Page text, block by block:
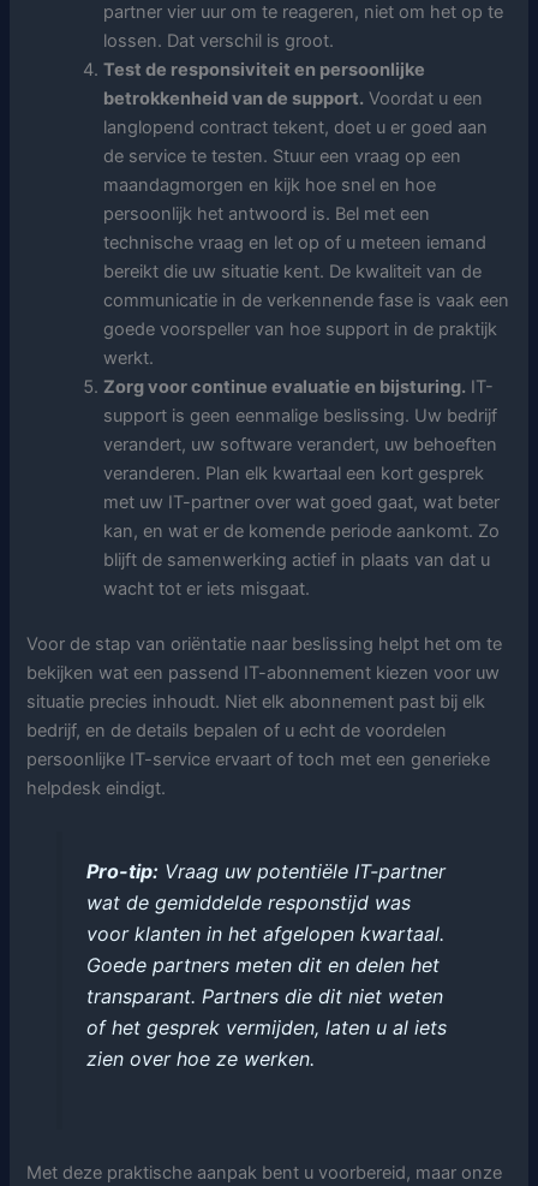
partner vier uur om te reageren, niet om het op te
lossen. Dat verschil is groot.
Test de responsiviteit en persoonlijke
betrokkenheid van de support. Voordat u een
langlopend contract tekent, doet u er goed aan
de service te testen. Stuur een vraag op een
maandagmorgen en kijk hoe snel en hoe
persoonlijk het antwoord is. Bel met een
technische vraag en let op of u meteen iemand
bereikt die uw situatie kent. De kwaliteit van de
communicatie in de verkennende fase is vaak een
goede voorspeller van hoe support in de praktijk
werkt.
Zorg voor continue evaluatie en bijsturing. IT-
support is geen eenmalige beslissing. Uw bedrijf
verandert, uw software verandert, uw behoeften
veranderen. Plan elk kwartaal een kort gesprek
met uw IT-partner over wat goed gaat, wat beter
kan, en wat er de komende periode aankomt. Zo
blijft de samenwerking actief in plaats van dat u
wacht tot er iets misgaat.
Voor de stap van oriëntatie naar beslissing helpt het om te
bekijken wat een passend IT-abonnement kiezen voor uw
situatie precies inhoudt. Niet elk abonnement past bij elk
bedrijf, en de details bepalen of u echt de voordelen
persoonlijke IT-service ervaart of toch met een generieke
helpdesk eindigt.
Pro-tip:Vraag uw potentiële IT-partner
wat de gemiddelde responstijd was
voor klanten in het afgelopen kwartaal.
Goede partners meten dit en delen het
transparant. Partners die dit niet weten
of het gesprek vermijden, laten u al iets
zien over hoe ze werken.
Met deze praktische aanpak bent u voorbereid, maar onze